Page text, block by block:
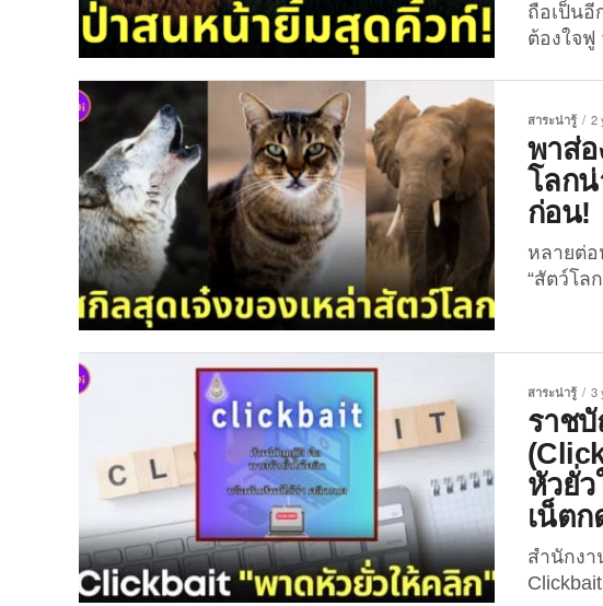
ถือเป็น
ต้องใจฟู
เมืองโพ
ต้นสนพั
เข้ากับต้
ภาพป่า
นานถึง
ก็ได้เติ
สาระน่ารู้ 2
พาส่อ
โลก
ก่อน!
หลายต่
“สัตว์โล
ซึ่งแน่น
แหละเม
วันนี้พวก
น่ารัก”
สาระน่า
น่ารักที่ทุ
ทางเว็บ
สกิลอะ
1. ฉลา
มาก...
สาระน่ารู้ 3
ราช
หัวยั่
เน็ต
สำนักง